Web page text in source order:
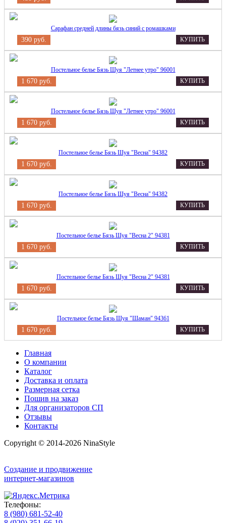
Сарафан средней длины бязь синий с ромашками
390 руб. КУПИТЬ
Постельное белье Бязь Шуя "Летнее утро" 96001
1 670 руб. КУПИТЬ
Постельное белье Бязь Шуя "Летнее утро" 96001
1 670 руб. КУПИТЬ
Постельное белье Бязь Шуя "Весна" 94382
1 670 руб. КУПИТЬ
Постельное белье Бязь Шуя "Весна" 94382
1 670 руб. КУПИТЬ
Постельное белье Бязь Шуя "Весна 2" 94381
1 670 руб. КУПИТЬ
Постельное белье Бязь Шуя "Весна 2" 94381
1 670 руб. КУПИТЬ
Постельное белье Бязь Шуя "Шаман" 94361
1 670 руб. КУПИТЬ
Главная
О компании
Каталог
Доставка и оплата
Размерная сетка
Пошив на заказ
Для организаторов СП
Отзывы
Контакты
Copyright © 2014-2026 NinaStyle
Создание и продвижение
интернет-магазинов
Телефоны:
8 (980) 681-52-40